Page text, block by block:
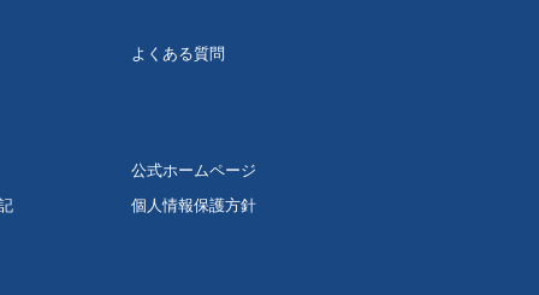
よくある質問
公式ホームページ
個人情報保護方針